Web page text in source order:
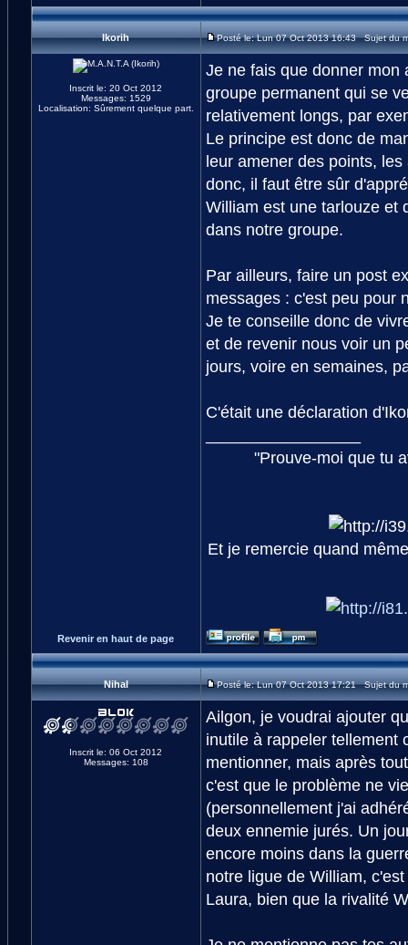
Ikorih Posté le: Lun 07 Oct 2013 16:43 Sujet du
Inscrit le: 20 Oct 2012
Messages: 1529
Localisation: Sûrement quelque part.
Je ne fais que donner mon
groupe permanent qui se
relativement longs, par
Le principe est donc de
leur amener des points,
donc, il faut être sûr
William est une tarlouze et
dans notre groupe.
Par ailleurs, faire un post
messages : c'est peu pour
Je te conseille donc de
et de revenir nous voir un
jours, voire en semaines,
C'était une déclaration
"Prouve-moi que tu
Et je remercie quand
Revenir en haut de page
Nihal Posté le: Lun 07 Oct 2013 17:21 Sujet du
Inscrit le: 06 Oct 2012
Messages: 108
Ailgon, je voudrai ajouter
inutile à rappeler tellement
mentionner, mais après
c'est que le problème ne
(personnellement j'ai
deux ennemie jurés. Un
encore moins dans la
notre ligue de William,
Laura, bien que la rivalité